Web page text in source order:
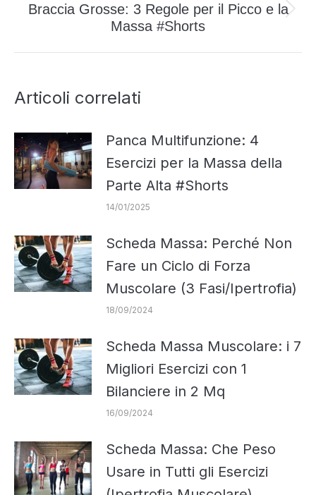
Prossimo
Braccia Grosse: 3 Regole per il Picco e la
Massa #Shorts
Articoli correlati
Panca Multifunzione: 4
Esercizi per la Massa della
Parte Alta #Shorts
14/01/2025
Scheda Massa: Perché Non
Fare un Ciclo di Forza
Muscolare (3 Fasi/Ipertrofia)
18/09/2024
Scheda Massa Muscolare: i 7
Migliori Esercizi con 1
Bilanciere in 2 Mq
16/09/2024
Scheda Massa: Che Peso
Usare in Tutti gli Esercizi